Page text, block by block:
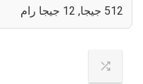
512 جيجا, 12 جيجا رام